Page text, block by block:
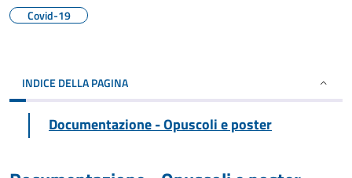
Covid-19
INDICE DELLA PAGINA
Documentazione - Opuscoli e poster